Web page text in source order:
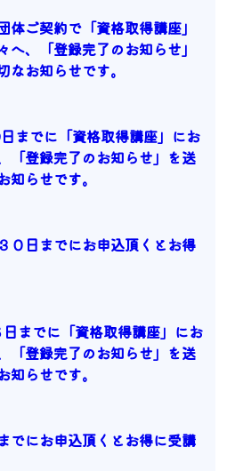
体ご契約で「資格取得講座」
へ、「登録完了のお知らせ」
なお知らせです。
までに「資格取得講座」にお
「登録完了のお知らせ」を送
知らせです。
０日までにお申込頂くとお得
日までに「資格取得講座」にお
「登録完了のお知らせ」を送
知らせです。
でにお申込頂くとお得に受講